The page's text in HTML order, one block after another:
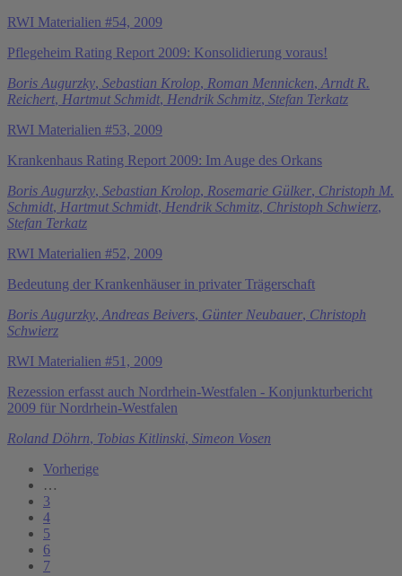
RWI Materialien #54, 2009
Pflegeheim Rating Report 2009: Konsolidierung voraus!
Boris Augurzky, Sebastian Krolop, Roman Mennicken, Arndt R.
Reichert, Hartmut Schmidt, Hendrik Schmitz, Stefan Terkatz
RWI Materialien #53, 2009
Krankenhaus Rating Report 2009: Im Auge des Orkans
Boris Augurzky, Sebastian Krolop, Rosemarie Gülker, Christoph M.
Schmidt, Hartmut Schmidt, Hendrik Schmitz, Christoph Schwierz,
Stefan Terkatz
RWI Materialien #52, 2009
Bedeutung der Krankenhäuser in privater Trägerschaft
Boris Augurzky, Andreas Beivers, Günter Neubauer, Christoph
Schwierz
RWI Materialien #51, 2009
Rezession erfasst auch Nordrhein-Westfalen - Konjunkturbericht
2009 für Nordrhein-Westfalen
Roland Döhrn, Tobias Kitlinski, Simeon Vosen
Vorherige
…
3
4
5
6
7